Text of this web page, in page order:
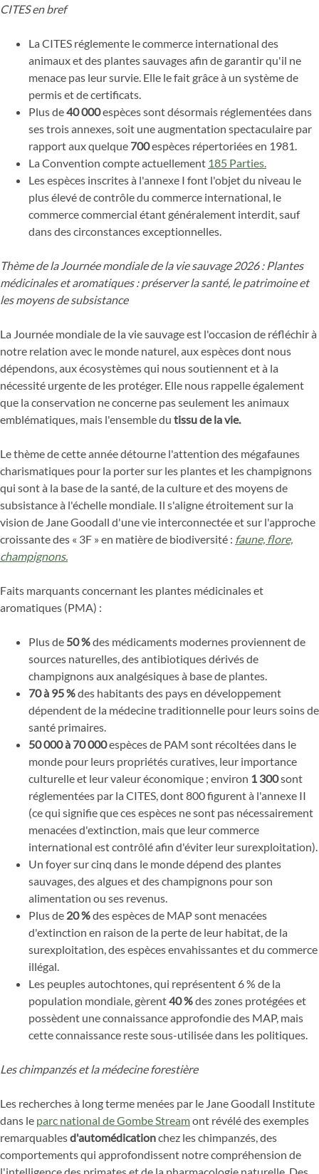
CITES en bref
La CITES réglemente le commerce international des
animaux et des plantes sauvages afin de garantir qu'il ne
menace pas leur survie. Elle le fait grâce à un système de
permis et de certificats.
Plus de40 000espèces sont désormais réglementées dans
ses trois annexes, soit une augmentation spectaculaire par
rapport aux quelque 700espèces répertoriées en 1981.
La Convention compte actuellement 185 Parties.
Les espèces inscrites à l'annexe I font l'objet du niveau le
plus élevé de contrôle du commerce international, le
commerce commercial étant généralement interdit, sauf
dans des circonstances exceptionnelles.
Thème de la Journée mondiale de la vie sauvage 2026 : Plantes
médicinales et aromatiques : préserver la santé, le patrimoine et
les moyens de subsistance
La Journée mondiale de la vie sauvage est l'occasion de réfléchir à
notre relation avec le monde naturel, aux espèces dont nous
dépendons, aux écosystèmes qui nous soutiennent et à la
nécessité urgente de les protéger. Elle nous rappelle également
que la conservation ne concerne pas seulement les animaux
emblématiques, mais l'ensemble du tissu de la vie.
Le thème de cette année détourne l'attention des mégafaunes
charismatiques pour la porter sur les plantes et les champignons
qui sont à la base de la santé, de la culture et des moyens de
subsistance à l'échelle mondiale. Il s'aligne étroitement sur la
vision de Jane Goodall d'une vie interconnectée et sur l'approche
croissante des « 3F » en matière de biodiversité : faune, flore,
champignons.
Faits marquants concernant les plantes médicinales et
aromatiques (PMA) :
Plus de 50 %des médicaments modernes proviennent de
sources naturelles, des antibiotiques dérivés de
champignons aux analgésiques à base de plantes.
70 à 95 %des habitants des pays en développement
dépendent de la médecine traditionnelle pour leurs soins de
santé primaires.
50 000 à 70 000espèces de PAM sont récoltées dans le
monde pour leurs propriétés curatives, leur importance
culturelle et leur valeur économique ; environ 1 300sont
réglementées par la CITES, dont 800 figurent à l'annexe II
(ce qui signifie que ces espèces ne sont pas nécessairement
menacées d'extinction, mais que leur commerce
international est contrôlé afin d'éviter leur surexploitation).
Un foyer sur cinq dans le monde dépend des plantes
sauvages, des algues et des champignons pour son
alimentation ou ses revenus.
Plus de 20 %des espèces de MAP sont menacées
d'extinction en raison de la perte de leur habitat, de la
surexploitation, des espèces envahissantes et du commerce
illégal.
Les peuples autochtones, qui représentent 6 % de la
population mondiale, gèrent40 %des zones protégées et
possèdent une connaissance approfondie des MAP, mais
cette connaissance reste sous-utilisée dans les politiques.
Les chimpanzés et la médecine forestière
Les recherches à long terme menées par le Jane Goodall Institute
dans le parc national de Gombe Streamont révélé des exemples
remarquablesd'automédicationchez les chimpanzés, des
comportements qui approfondissent notre compréhension de